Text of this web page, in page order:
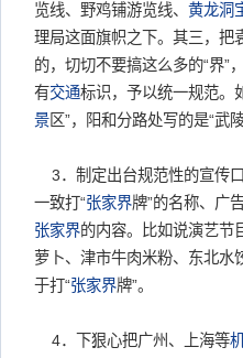
览线、野鸡铺游览线、 黄龙洞
理局这面旗帜之下。其三，把
的，切切不要搞这么多的“界”
有交通标识，予以统一规范。
景区”，阳和分路处写的是“武
3．制定出台规范性的宣传
一致打“张家界牌”的名称、广
张家界的内容。比如说演艺节
萝卜、津市牛肉米粉、东北水
于打“张家界牌”。
4．下狠心把广州、上海等